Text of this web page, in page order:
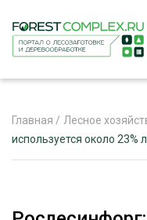
Главная / Лесное
используется около 23%